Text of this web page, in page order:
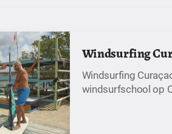
Windsurfing
Windsurfing
windsurfschool op